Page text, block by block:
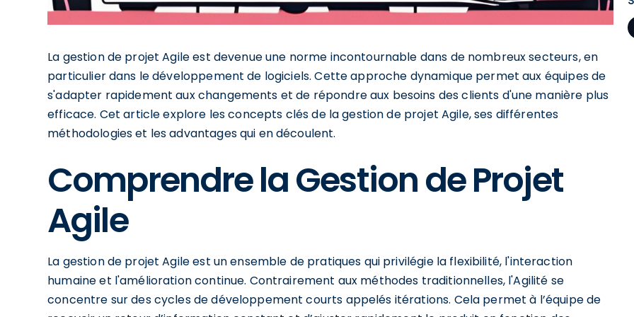
La gestion de projet Agile est devenue une norme incontournable dans de nombreux secteurs, en
particulier dans le développement de logiciels. Cette approche dynamique permet aux équipes de
s'adapter rapidement aux changements et de répondre aux besoins des clients d'une manière plus
efficace. Cet article explore les concepts clés de la gestion de projet Agile, ses différentes
méthodologies et les advantages qui en découlent.
Comprendre la Gestion de Projet
Agile
La gestion de projet Agile est un ensemble de pratiques qui privilégie la flexibilité, l'interaction
humaine et l'amélioration continue. Contrairement aux méthodes traditionnelles, l'Agilité se
concentre sur des cycles de développement courts appelés itérations. Cela permet à l’équipe de